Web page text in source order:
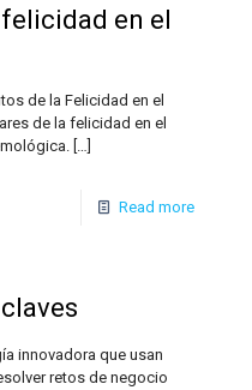
en el
de la Felicidad en el
de la felicidad en el
[…]
Read more
innovadora que usan
retos de negocio